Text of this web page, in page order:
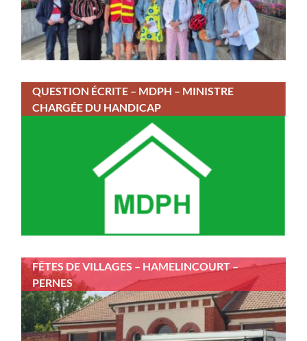
QUESTION ÉCRITE – MDPH – MINISTRE
CHARGÉE DU HANDICAP
FÊTES DE VILLAGES – HAMELINCOURT –
PERNES